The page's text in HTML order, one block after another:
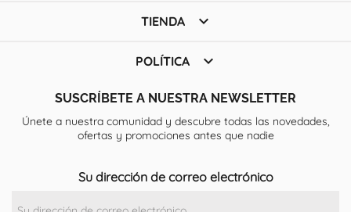
TIENDA 
POLÍTICA 
SUSCRÍBETE A NUESTRA NEWSLETTER
Únete a nuestra comunidad y descubre todas las novedades,
ofertas y promociones antes que nadie
Su dirección de correo electrónico